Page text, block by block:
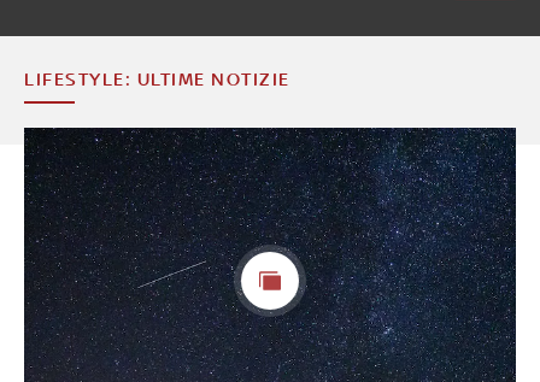
LIFESTYLE: ULTIME NOTIZIE